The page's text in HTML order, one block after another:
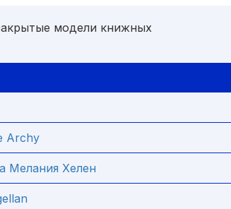
модели книжных
Archy
Мелания Хелен